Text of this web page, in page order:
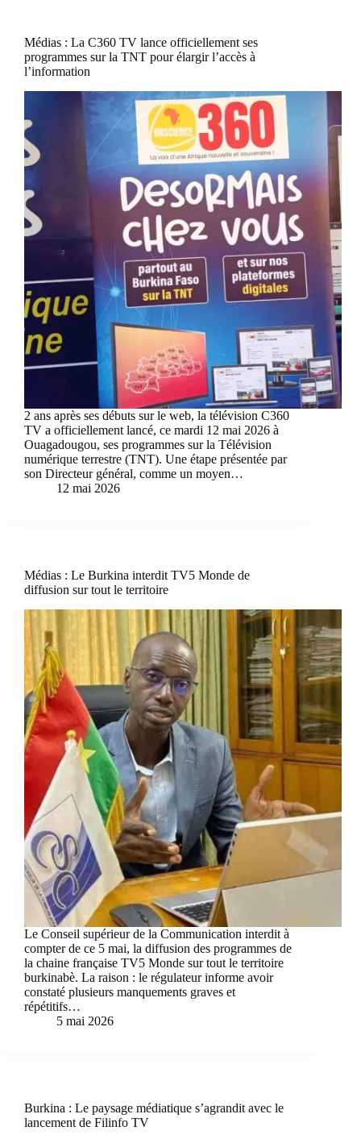
Médias : La C360 TV lance officiellement ses
programmes sur la TNT pour élargir l’accès à
l’information
2 ans après ses débuts sur le web, la télévision C360
TV a officiellement lancé, ce mardi 12 mai 2026 à
Ouagadougou, ses programmes sur la Télévision
numérique terrestre (TNT). Une étape présentée par
son Directeur général, comme un moyen…
12 mai 2026
Médias : Le Burkina interdit TV5 Monde de
diffusion sur tout le territoire
Le Conseil supérieur de la Communication interdit à
compter de ce 5 mai, la diffusion des programmes de
la chaine française TV5 Monde sur tout le territoire
burkinabè. La raison : le régulateur informe avoir
constaté plusieurs manquements graves et
répétitifs…
5 mai 2026
Burkina : Le paysage médiatique s’agrandit avec le
lancement de Filinfo TV